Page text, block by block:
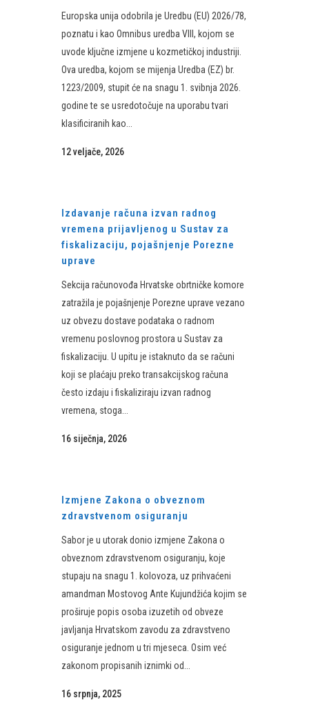
Europska unija odobrila je Uredbu (EU) 2026/78,
poznatu i kao Omnibus uredba VIII, kojom se
uvode ključne izmjene u kozmetičkoj industriji.
Ova uredba, kojom se mijenja Uredba (EZ) br.
1223/2009, stupit će na snagu 1. svibnja 2026.
godine te se usredotočuje na uporabu tvari
klasificiranih kao...
12 veljače, 2026
Izdavanje računa izvan radnog
vremena prijavljenog u Sustav za
fiskalizaciju, pojašnjenje Porezne
uprave
Sekcija računovođa Hrvatske obrtničke komore
zatražila je pojašnjenje Porezne uprave vezano
uz obvezu dostave podataka o radnom
vremenu poslovnog prostora u Sustav za
fiskalizaciju. U upitu je istaknuto da se računi
koji se plaćaju preko transakcijskog računa
često izdaju i fiskaliziraju izvan radnog
vremena, stoga...
16 siječnja, 2026
Izmjene Zakona o obveznom
zdravstvenom osiguranju
Sabor je u utorak donio izmjene Zakona o
obveznom zdravstvenom osiguranju, koje
stupaju na snagu 1. kolovoza, uz prihvaćeni
amandman Mostovog Ante Kujundžića kojim se
proširuje popis osoba izuzetih od obveze
javljanja Hrvatskom zavodu za zdravstveno
osiguranje jednom u tri mjeseca. Osim već
zakonom propisanih iznimki od...
16 srpnja, 2025